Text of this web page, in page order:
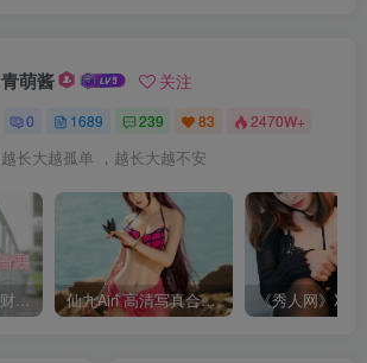
青萌酱 关注
0 1689 239 83 2470W+
越长大越孤单 ，越长大越不安
【森萝财团】森萝财团系列福利原版无水印合集下载[与本站内容同步更新] 仙九Airi 高清写真合集[持续更新]